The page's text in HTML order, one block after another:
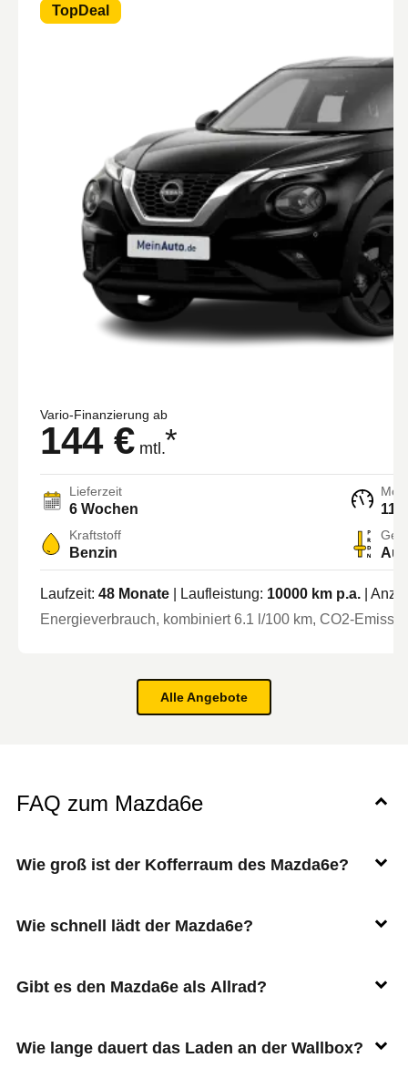
TopDeal
Vario-Finanzierung ab
144 € mtl.*
Lieferzeit
6 Wochen 114
Kraftstoff
Benzin
Laufzeit: 48 Monate | Laufleistung: 10000 km p.a.
|
Energieverbrauch, kombiniert6.1 l/100 km, CO2-
Alle Angebote
FAQ zum Mazda6e
Wie groß ist der Kofferraum des Mazda6e?
Wie schnell lädt der Mazda6e?
Gibt es den Mazda6e als Allrad?
Wie lange dauert das Laden an der Wallbox?